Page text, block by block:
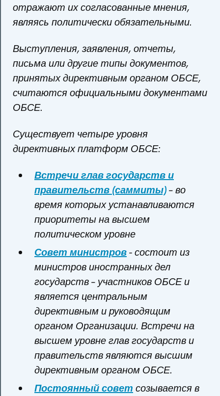
отражают их согласованные мнения,
являясь политически обязательными.
Выступления, заявления, отчеты,
письма или другие типы документов,
принятых директивным органом ОБСЕ,
считаются официальными документами
ОБСЕ.
Существует четыре уровня
директивных платформ ОБСЕ:
Встречи глав государств и
правительств (саммиты)– во
время которых устанавливаются
приоритеты на высшем
политическом уровне
Совет министров- состоит из
министров иностранных дел
государств – участников ОБСЕ и
является центральным
директивным и руководящим
органом Организации. Встречи на
высшем уровне глав государств и
правительств являются высшим
директивным органом ОБСЕ.
Постоянный совет созывается в